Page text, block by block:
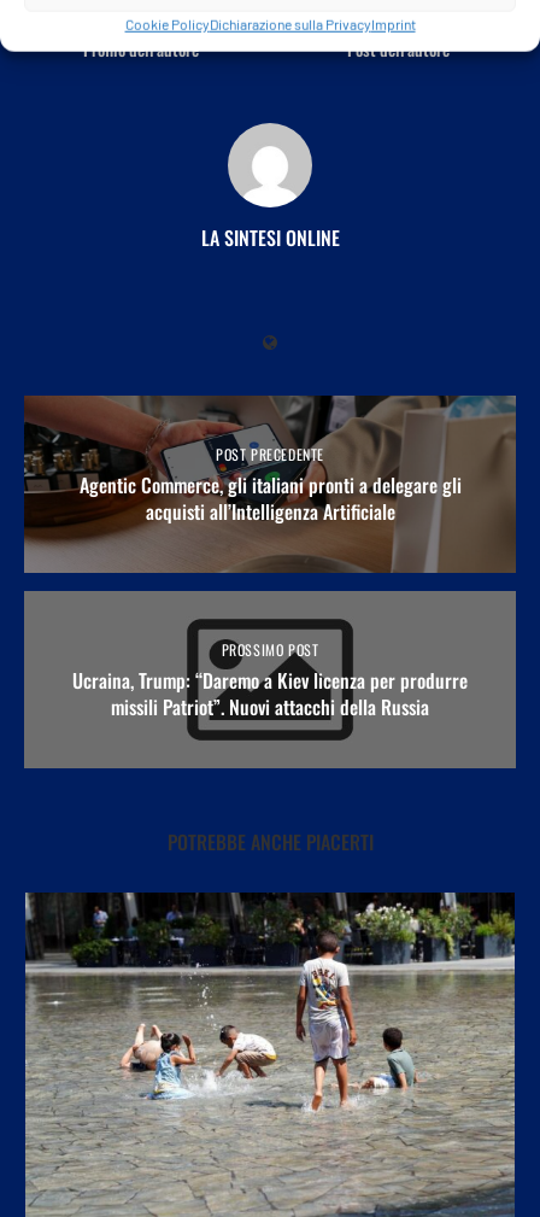
Cookie PolicyDichiarazione sulla PrivacyImprint
Profilo dell'autore Post dell'autore
LA SINTESI ONLINE
POST PRECEDENTE
Agentic Commerce, gli italiani pronti a delegare gli
acquisti all’Intelligenza Artificiale
PROSSIMO POST
Ucraina, Trump: “Daremo a Kiev licenza per produrre
missili Patriot”. Nuovi attacchi della Russia
POTREBBE ANCHE PIACERTI